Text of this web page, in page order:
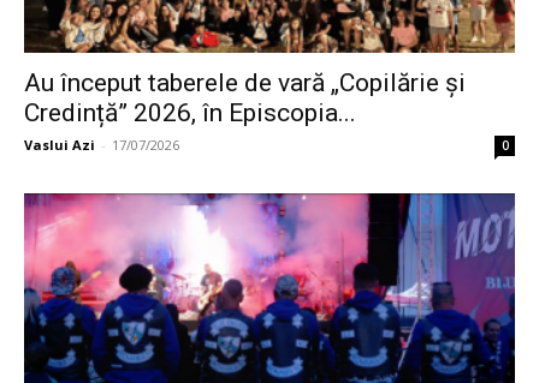
Au început taberele de vară „Copilărie și
Credință” 2026, în Episcopia...
Vaslui Azi - 17/07/2026 0